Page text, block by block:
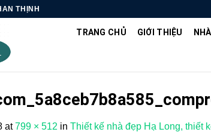
THỊNH
TRANG CHỦ GIỚI THIỆU
at799 × 512 in Thiết kế nhà đẹp Hạ Long, thiết